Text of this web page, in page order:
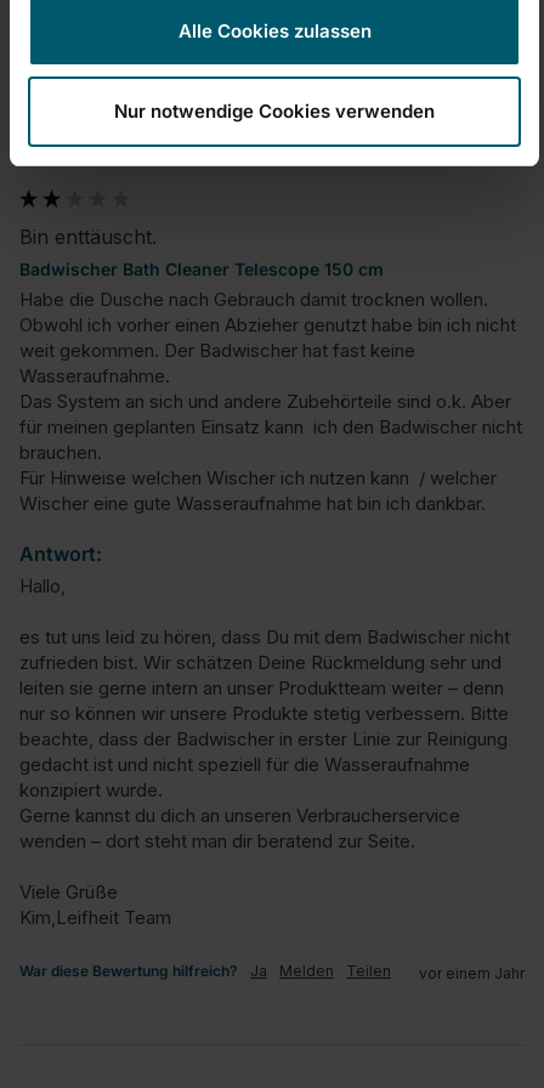
Alle Cookies zulassen
Nur notwendige Cookies verwenden
M
Magnichtwringen
Bin enttäuscht.
Badwischer Bath Cleaner Telescope 150 cm
Habe die Dusche nach Gebrauch damit trocknen wollen.
Obwohl ich vorher einen Abzieher genutzt habe bin ich nicht
weit gekommen. Der Badwischer hat fast keine
Wasseraufnahme.
Das System an sich und andere Zubehörteile sind o.k. Aber
für meinen geplanten Einsatz kann  ich den Badwischer nicht
brauchen.
Für Hinweise welchen Wischer ich nutzen kann  / welcher
Wischer eine gute Wasseraufnahme hat bin ich dankbar.
Antwort:
Hallo,
es tut uns leid zu hören, dass Du mit dem Badwischer nicht
zufrieden bist. Wir schätzen Deine Rückmeldung sehr und
leiten sie gerne intern an unser Produktteam weiter – denn
nur so können wir unsere Produkte stetig verbessern. Bitte
beachte, dass der Badwischer in erster Linie zur Reinigung
gedacht ist und nicht speziell für die Wasseraufnahme
konzipiert wurde.
Gerne kannst du dich an unseren Verbraucherservice
wenden – dort steht man dir beratend zur Seite.
Viele Grüße
Kim,Leifheit Team
War diese Bewertung hilfreich? Ja Melden Teilen vor einem Jahr